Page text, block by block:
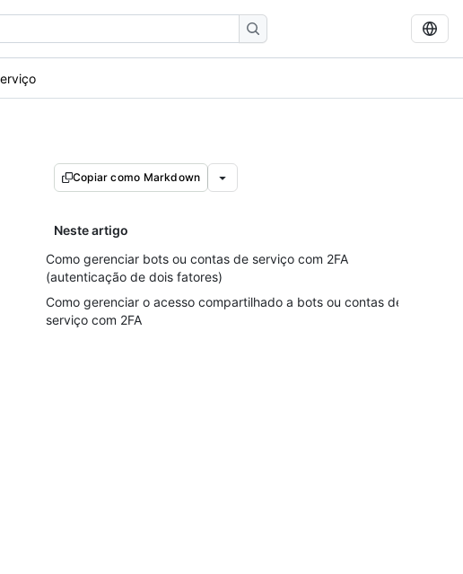
Copiar como Markdown
Neste artigo
Como gerenciar bots ou contas de serviço com 2FA
(autenticação de dois fatores)
Como gerenciar o acesso compartilhado a bots ou contas de
serviço com 2FA